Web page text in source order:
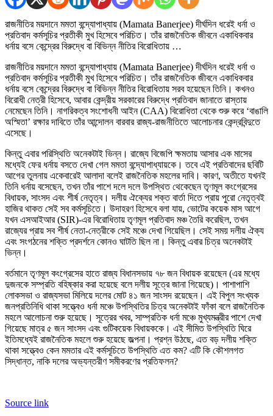
রাজনীতির ময়দানে মমতা বন্দ্যোপাধ্যায় (Mamata Banerjee) দীর্ঘদিন ধরেই ধর্না ও
প্রতিবাদ কর্মসূচির প্রতীকী মুখ হিসেবে পরিচিত। তাঁর রাজনৈতিক জীবনে একাধিকবার
ধর্নায় বসে কেন্দ্রের বিরুদ্ধে বা বিভিন্ন নীতির বিরোধিতায় …
রাজনীতির ময়দানে মমতা বন্দ্যোপাধ্যায় (Mamata Banerjee) দীর্ঘদিন ধরেই ধর্না ও
প্রতিবাদ কর্মসূচির প্রতীকী মুখ হিসেবে পরিচিত। তাঁর রাজনৈতিক জীবনে একাধিকবার
ধর্নায় বসে কেন্দ্রের বিরুদ্ধে বা বিভিন্ন নীতির বিরোধিতায় সরব হয়েছেন তিনি। কখনও
বিরোধী নেত্রী হিসেবে, আবার কেন্দ্রীয় সরকারের বিরুদ্ধে প্রতিবাদ জানাতে রাস্তায়
নেমেছেন তিনি। নাগরিকত্ব সংশোধনী আইন (CAA) বিরোধিতা থেকে শুরু করে ‘বাঙালি
অস্মিতা’ রক্ষার দাবিতে তাঁর আন্দোলন বারবার রাজ্য-রাজনীতিতে আলোচনার কেন্দ্রবিন্দুতে
এসেছে।
কিন্তু এবার পরিস্থিতি অনেকটাই ভিন্ন। রাজ্যে বিজেপি ক্ষমতায় আসার এক মাসের
মধ্যেই ফের ধর্নায় বসতে দেখা গেল মমতা বন্দ্যোপাধ্যায়কে। তবে এই প্রতিবাদের ছবিটি
আগের তুলনায় একেবারেই আলাদা বলেই রাজনৈতিক মহলের দাবি। কারণ, অতীতে যখনই
তিনি ধর্নায় বসেছেন, তখন তাঁর পাশে দলে দলে উপস্থিত থেকেছেন তৃণমূল কংগ্রেসের
বিধায়ক, সাংসদ এবং শীর্ষ নেতৃত্ব। দলীয় ঐক্যের শক্ত বার্তা দিতে প্রায় পুরো নেতৃত্বই
হাজির থাকত সেই সব কর্মসূচিতে। উদাহরণ হিসেবে বলা যায়, ভোটের কয়েক মাস আগে
যখন এসআইআর (SIR)-এর বিরোধিতায় তৃণমূল প্রতিবাদ মঞ্চ তৈরি করেছিল, তখন
রাজ্যের প্রায় সব শীর্ষ নেতা-নেত্রীকে সেই মঞ্চে দেখা গিয়েছিল। সেই সময় দলীয় ঐক্য
এবং সংগঠনের শক্তি প্রদর্শনে কোনও ঘাটতি ছিল না। কিন্তু এবার চিত্র অনেকটাই
ভিন্ন।
বর্তমানে তৃণমূল কংগ্রেসের হাতে রাজ্য বিধানসভায় ৭৮ জন বিধায়ক রয়েছেন (এর মধ্যে
দুজনকে সম্প্রতি বহিষ্কার করা হয়েছে বলে দলীয় সূত্রে জানা গিয়েছে)। পাশাপাশি
লোকসভা ও রাজ্যসভা মিলিয়ে দলের মোট ৪১ জন সাংসদ রয়েছেন। এই বিপুল সংখ্যক
জনপ্রতিনিধি থাকা সত্ত্বেও ধর্না মঞ্চে উপস্থিতির চিত্র অনেকটাই ফাঁকা বলে রাজনৈতিক
মহলে আলোচনা শুরু হয়েছে। সূত্রের খবর, সাম্প্রতিক ধর্না মঞ্চে মুখ্যমন্ত্রীর পাশে দেখা
গিয়েছে মাত্র ৫ জন সাংসদ এবং গুটিকয়েক বিধায়ককে। এই সীমিত উপস্থিতি ঘিরে
ইতিমধ্যেই রাজনৈতিক মহলে শুরু হয়েছে জল্পনা। প্রশ্ন উঠছে, এত বড় দলীয় শক্তি
থাকা সত্ত্বেও কেন মমতার এই কর্মসূচিতে উপস্থিতি এত কম? এটি কি কৌশলগত
সিদ্ধান্ত, নাকি দলের অভ্যন্তরীণ সমীকরণের প্রতিফলন?
Source link